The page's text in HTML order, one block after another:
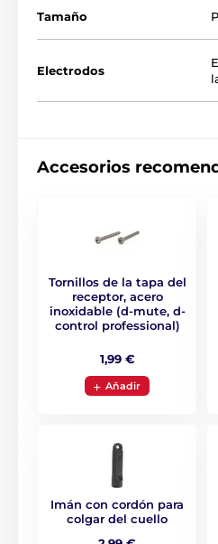
Detección de
Dogtraction D-
vibración de las
Tipo de corección
El dispositivo
un impulso
corrección.
D-Mute le
diferentes
para
Ajuste sólo el
1 - 3 o elija una variante con
creciente. La luz Dogtrace
Tamaño
Electrodos
Accesorios
Tornillos de la tapa del
receptor, acero
inoxidable (d-mute, d-
control professional)
1,99 €
Aňadir
Imán con cordón para
colgar del cuello